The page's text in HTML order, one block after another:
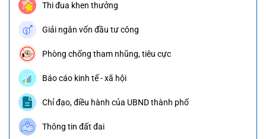
Thi đua khen thưởng
Giải ngân vốn đầu tư công
Phòng chống tham nhũng, tiêu cực
Báo cáo kinh tế - xã hội
Chỉ đạo, điều hành của UBND thành phố
Thông tin đất đai